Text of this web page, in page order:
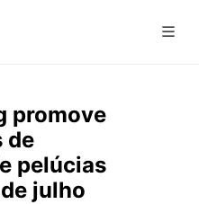
promove
de
pelúcias
julho